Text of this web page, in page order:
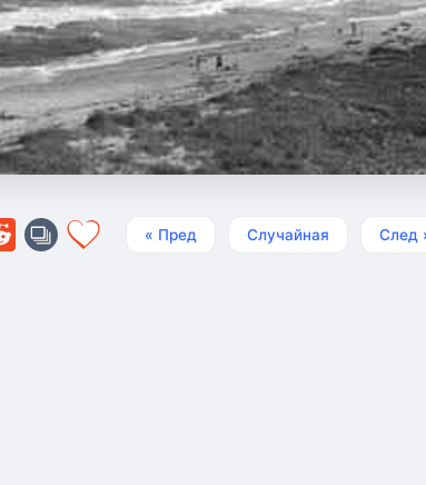
« Пред Случайная След